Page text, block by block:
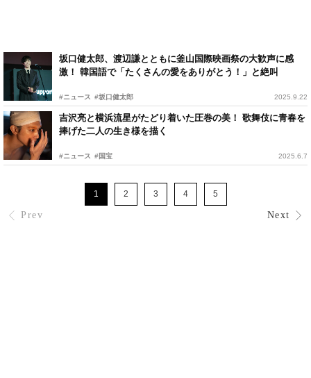
坂口健太郎、渡辺謙とともに釜山国際映画祭の大歓声に感
激！ 韓国語で「たくさんの愛をありがとう！」と絶叫
#ニュース #坂口健太郎 2025.9.22
吉沢亮と横浜流星がたどり着いた圧巻の美！ 歌舞伎に青春を
捧げた二人の生き様を描く
#ニュース #国宝 2025.6.7
Prev
1 2 3 4 5
Next